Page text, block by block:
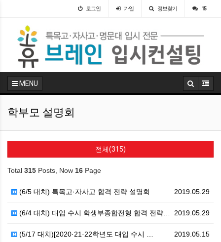
로그인 가입 정보찾기 15
MENU
학부모 설명회
전체(315)
Total 315 Posts, Now 16 Page
2019.05.29
(6/5 대치) 특목고·자사고 합격 전략 설명회
2019.05.29
(6/4 대치) 대입 수시 학생부종합전형 합격 전략 설…
2019.05.15
(5/17 대치)[2020·21·22학년도 대입 수시 …